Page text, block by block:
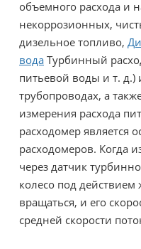
объемного расхода и
некоррозионных,
дизельное топливо,
вода Турбинный
питьевой воды и т. д.)
трубопроводах, а
измерения расхода
расходомер является
расходомеров. Когда
через датчик
колесо под
вращаться, и его
средней скорости